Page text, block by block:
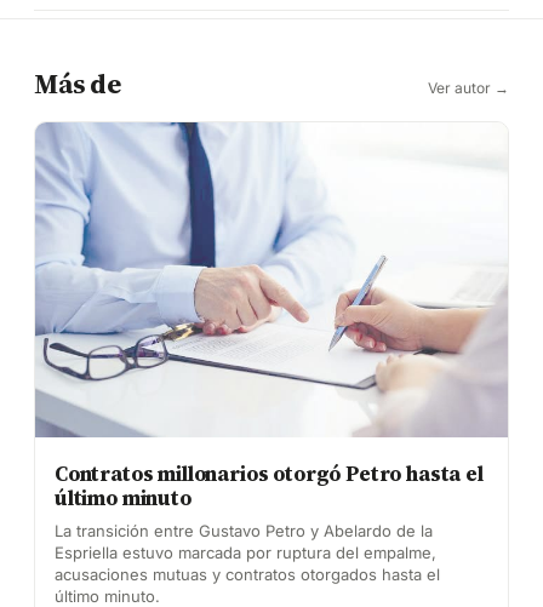
Más de Ver autor →
Contratos millonarios otorgó Petro hasta el
último minuto
La transición entre Gustavo Petro y Abelardo de la
Espriella estuvo marcada por ruptura del empalme,
acusaciones mutuas y contratos otorgados hasta el
último minuto.